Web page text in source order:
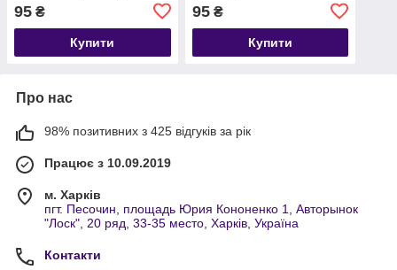
95 ₴
Купити
95₴
Купити
Про нас
98% позитивних з 425 відгуків за рік
Працює з 10.09.2019
м. Харків
пгт. Песочин, площадь Юрия Кононенко 1, Авторынок
"Лоск", 20 ряд, 33-35 место, Харків, Україна
Контакти